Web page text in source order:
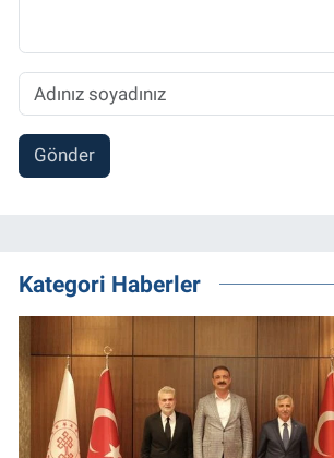
Gönder
Kategori Haberler